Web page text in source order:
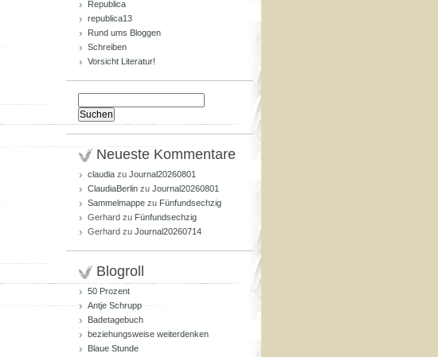
Republica
republica13
Rund ums Bloggen
Schreiben
Vorsicht Literatur!
nach:
Neueste Kommentare
claudia zu Journal20260801
ClaudiaBerlin zu Journal20260801
Sammelmappe zu Fünfundsechzig
Gerhard zu Fünfundsechzig
Gerhard zu Journal20260714
Blogroll
50 Prozent
Antje Schrupp
Badetagebuch
beziehungsweise weiterdenken
Blaue Stunde